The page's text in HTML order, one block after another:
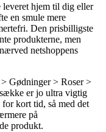
hjem til dig eller
en smule mere
Den prisbilligste
produkterne, men
netshoppens
Gødninger > Roser >
er jo ultra vigtig
kort tid, så med det
på
produkt.